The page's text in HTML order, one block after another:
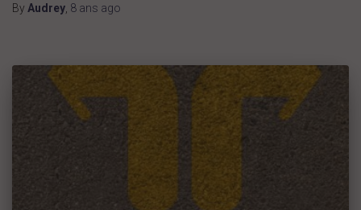
By Audrey 8 ans ago